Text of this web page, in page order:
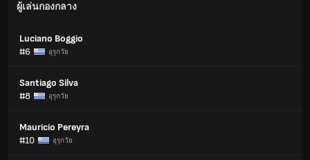
ผู้เล่นกองกลาง
Luciano Boggio
#6
อุรุกวัย
Santiago Silva
#8
อุรุกวัย
Mauricio Pereyra
#10
อุรุกวัย